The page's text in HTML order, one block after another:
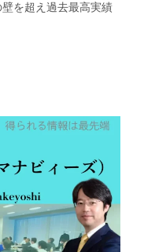
を超え過去最高実績